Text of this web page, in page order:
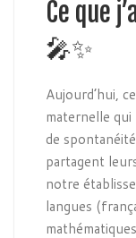
Ce que
🎤✨
Aujourd’hui,
maternelle
de
partagent
notre
langues